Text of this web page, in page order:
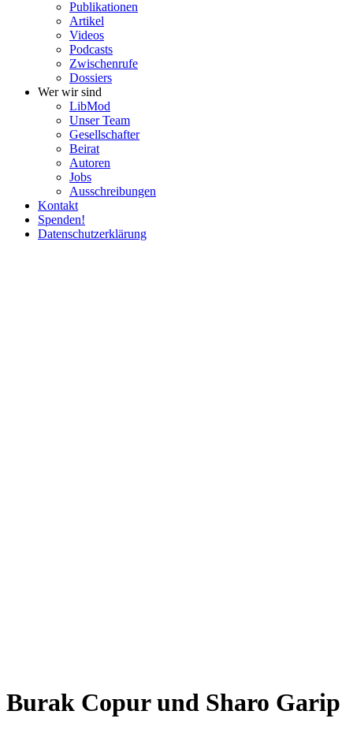
Publi­ka­tionen
Artikel
Videos
Podcasts
Zwischenrufe
Dossiers
Wer wir sind
LibMod
Unser Team
Gesell­schafter
Beirat
Autoren
Jobs
Ausschrei­bungen
Kontakt
Spenden!
Daten­schutz­er­klärung
Burak Copur und Sharo Garip